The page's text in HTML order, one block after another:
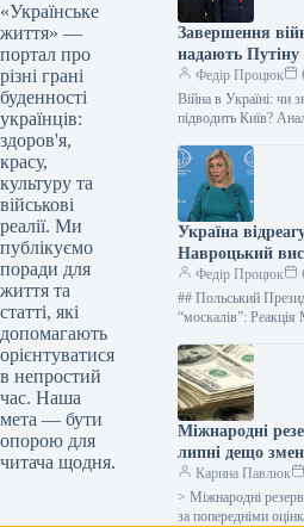
«Українське
життя» —
портал про
різні грані
буденності
українців:
здоров'я,
красу,
культуру та
військові
реалії. Ми
публікуємо
поради для
життя та
статті, які
допомагають
орієнтуватися
в непростий
час. Наша
мета — бути
опорою для
читача щодня.
Завершення
надають Путіну
позиції
Федір Процюк
Війна в Україні: чи
підводить Київ?
період, Україні
російський…
Україна
Навроцький
росіян, і Кремль
Федір Процюк
## Польський
“москалів”:
Міністерства
Російської
виступила з…
Міжнародні
липні дещо
сягнувши 51,2
доларів.
Карина Павлюк
> Міжнародні
за попередніми